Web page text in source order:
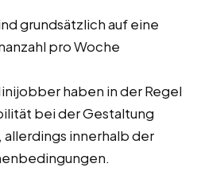
grundsätzlich auf eine
pro Woche
haben in der Regel
bei der Gestaltung
innerhalb der